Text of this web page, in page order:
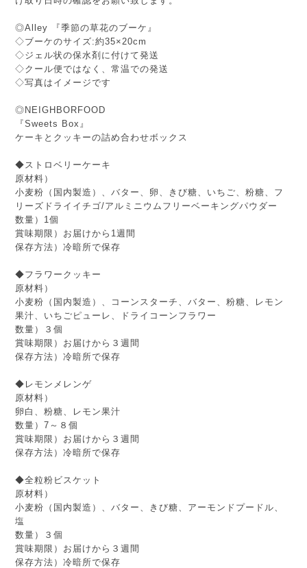
◎Alley 『季節の草花のブーケ』
◇ブーケのサイズ:約35×20cm
◇ジェル状の保水剤に付けて発送
◇クール便ではなく、常温での発送
◇写真はイメージです
◎NEIGHBORFOOD
『Sweets Box』
ケーキとクッキーの詰め合わせボックス
◆ストロベリーケーキ
原材料）
小麦粉（国内製造）、バター、卵、きび糖、いちご、粉糖、フ
リーズドライイチゴ/アルミニウムフリーベーキングパウダー
数量）1個
賞味期限）お届けから1週間
保存方法）冷暗所で保存
◆フラワークッキー
原材料）
小麦粉（国内製造）、コーンスターチ、バター、粉糖、レモン
果汁、いちごピューレ、ドライコーンフラワー
数量）３個
賞味期限）お届けから３週間
保存方法）冷暗所で保存
◆レモンメレンゲ
原材料）
卵白、粉糖、レモン果汁
数量）7～８個
賞味期限）お届けから３週間
保存方法）冷暗所で保存
◆全粒粉ビスケット
原材料）
小麦粉（国内製造）、バター、きび糖、アーモンドプードル、
塩
数量）３個
賞味期限）お届けから３週間
保存方法）冷暗所で保存